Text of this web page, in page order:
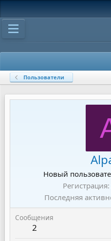
Пользователи
Новый
Регистрация
Последняя
Сообщения
2